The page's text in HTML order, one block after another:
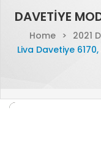
DAVETIYE
Home > 2021
Liva Davetiye